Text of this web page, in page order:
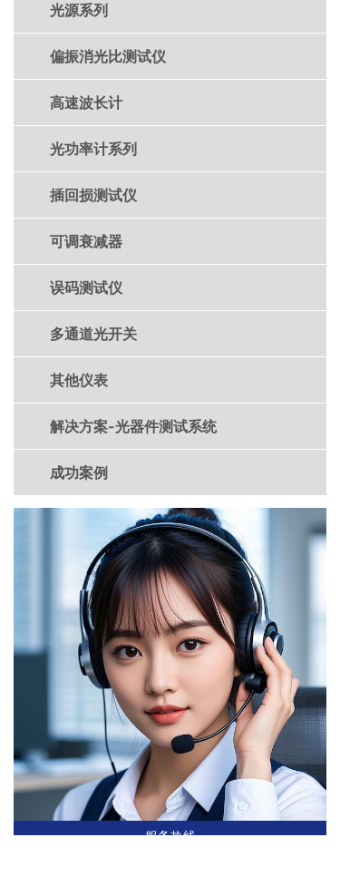
光源系列
偏振消光比测试仪
高速波长计
光功率计系列
插回损测试仪
可调衰减器
误码测试仪
多通道光开关
其他仪表
解决方案-光器件测试系统
成功案例
服务热线